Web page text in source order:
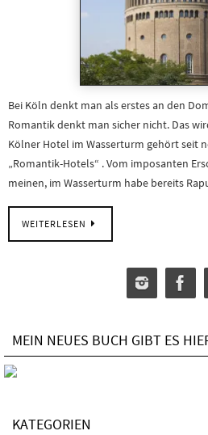
Bei Köln denkt man als erstes an den
Romantik denkt man sicher nicht. Das
Kölner Hotel im Wasserturm gehört seit
„Romantik-Hotels“ . Vom imposanten
meinen, im Wasserturm habe bereits
WEITERLESEN
MEIN NEUES BUCH GIBT ES
KATEGORIEN